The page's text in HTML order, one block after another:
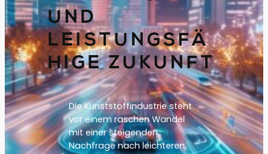
UND
LEISTUNGSFÄ
HIGE ZUKUNFT
Die Kunststoffindustrie steht
vor einem raschen Wandel
mit einer steigenden
Nachfrage nach leichteren,